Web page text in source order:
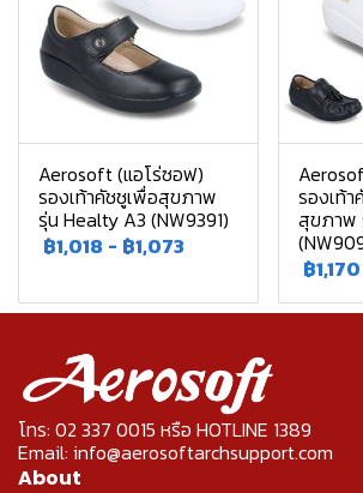
Aerosoft (แอโร่ซอฟ)
รองเท้าคัชชูเพื่อสุขภาพ
รุ่น Healty A3 (NW9391)
฿1,018 - ฿1,073
รองเท้
สุขภาพ
฿1,170
โทร: 02 337 0015 หรือ HOTLINE 1389
Email: info@aerosoftarchsupport.com
About